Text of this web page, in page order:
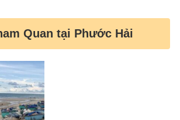
Quan tại Phước Hải